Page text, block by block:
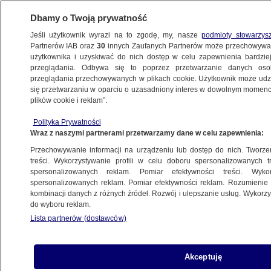
METEO
NAJNOWSZE
sobie ze zmianami klimatu
25.03.2021, 16:01
Udostępnij
Dbamy o Twoją prywatność
Jeśli użytkownik wyrazi na to zgodę, my, naszepodmioty
Partnerów IAB oraz30 innych Zaufanych Partnerów może
użytkownika i uzyskiwać do nich dostęp w celu zapewnienia
przeglądania. Odbywa się to poprzez przetwarzanie danych
przeglądania przechowywanych w plikach cookie. Użytkownik może
się przetwarzaniu w oparciu o uzasadniony interes w dowolnym
plików cookie i reklam”.
Polityka Prywatności
Wraz z naszymi partnerami przetwarzamy dane w celu zapewnienia:
Przechowywanie informacji na urządzeniu lub dostęp do nich.
treści. Wykorzystywanie profili w celu doboru spersonalizowanych
spersonalizowanych reklam. Pomiar efektywności treści.
spersonalizowanych reklam. Pomiar efektywności reklam.
kombinacji danych z różnych źródeł. Rozwój i ulepszanie usług.
do wyboru reklam.
Lista partnerów (dostawców)
Akceptuję